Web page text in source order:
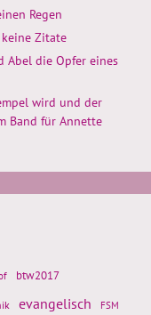
Regen
Zitate
Abel die Opfer eines
wird und der
Band für Annette
btw2017
evangelisch FSM